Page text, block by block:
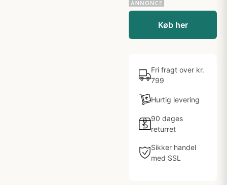
Køb her
Fri fragt over kr.
799
Hurtig levering
90 dages
returret
Sikker handel
med SSL